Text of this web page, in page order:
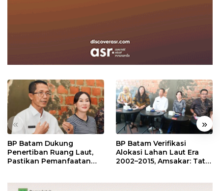
« »
BP Batam Dukung
Penertiban Ruang Laut,
Pastikan Pemanfaatan
BP Batam Verifikasi
Alokasi Lahan Laut Era
2002–2015, Amsakar: Tata